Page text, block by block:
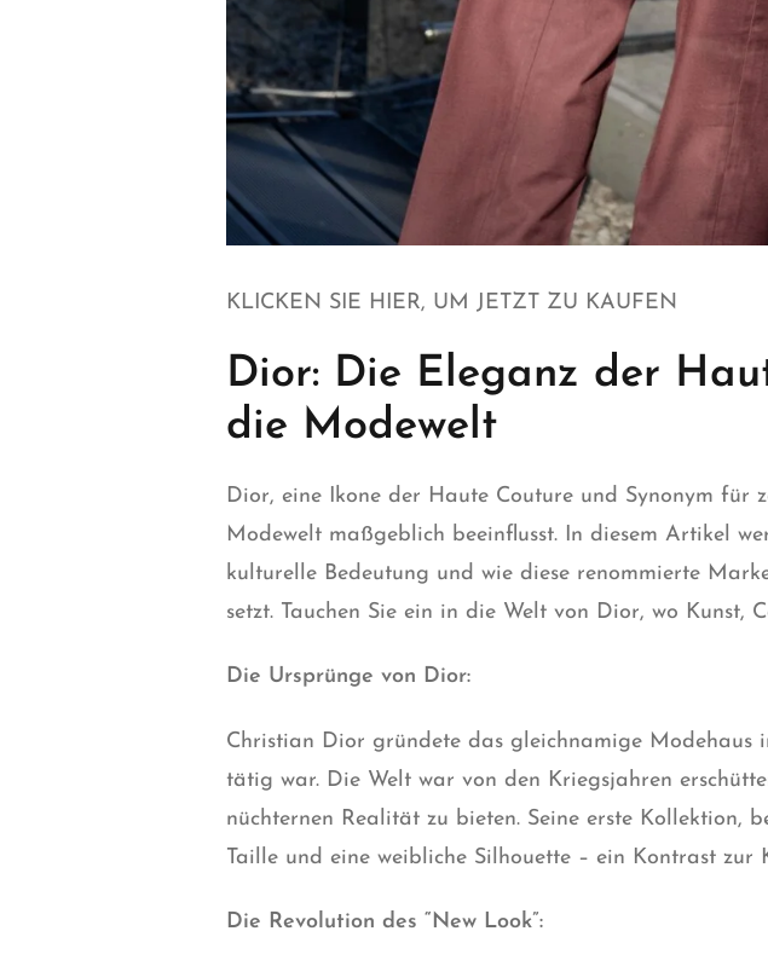
KLICKEN SIE HIER, UM JETZT ZU KAUFEN
Dior: Die Eleganz der
die Modewelt
Dior, eine Ikone der Haute Couture und Synonym für
Modewelt maßgeblich beeinflusst. In diesem Artikel
kulturelle Bedeutung und wie diese renommierte
setzt. Tauchen Sie ein in die Welt von Dior, wo Kunst,
Die Ursprünge von Dior:
Christian Dior gründete das gleichnamige Modehaus
tätig war. Die Welt war von den Kriegsjahren
nüchternen Realität zu bieten. Seine erste Kollektion,
Taille und eine weibliche Silhouette – ein Kontrast zur
Die Revolution des “New Look”: